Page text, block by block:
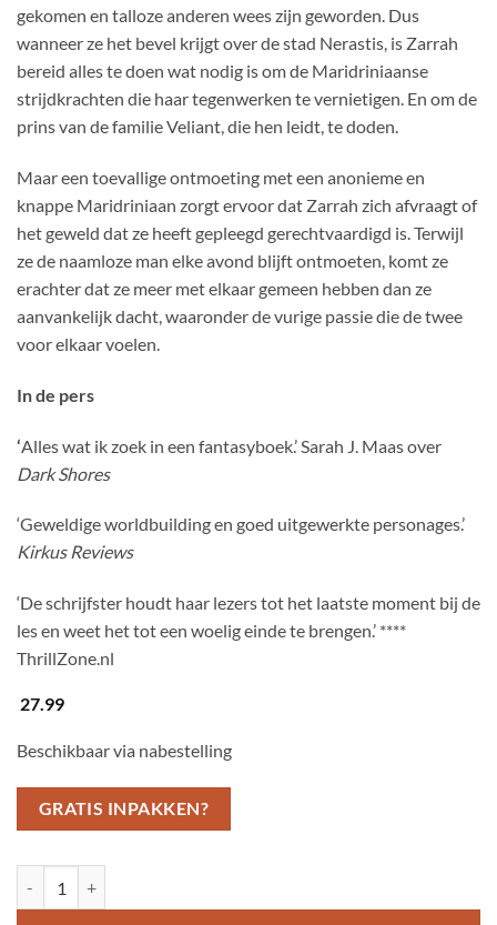
gekomen en talloze anderen wees zijn geworden. Dus
wanneer ze het bevel krijgt over de stad Nerastis, is Zarrah
bereid alles te doen wat nodig is om de Maridriniaanse
strijdkrachten die haar tegenwerken te vernietigen. En om de
prins van de familie Veliant, die hen leidt, te doden.
Maar een toevallige ontmoeting met een anonieme en
knappe Maridriniaan zorgt ervoor dat Zarrah zich afvraagt of
het geweld dat ze heeft gepleegd gerechtvaardigd is. Terwijl
ze de naamloze man elke avond blijft ontmoeten, komt ze
erachter dat ze meer met elkaar gemeen hebben dan ze
aanvankelijk dacht, waaronder de vurige passie die de twee
voor elkaar voelen.
In de pers
‘Alles wat ik zoek in een fantasyboek.’ Sarah J. Maas over
Dark Shores
‘Geweldige worldbuilding en goed uitgewerkte personages.’
Kirkus Reviews
‘De schrijfster houdt haar lezers tot het laatste moment bij de
les en weet het tot een woelig einde te brengen.’ ****
ThrillZone.nl
27.99
Beschikbaar via nabestelling
GRATIS INPAKKEN?